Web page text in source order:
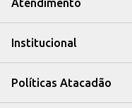
O Chocolate Ao Leite Lacta
Atendimento
Institucional
Políticas Atacadão